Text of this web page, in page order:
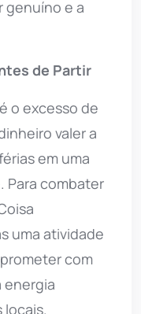
genuíno e a
de Partir
o excesso de
valer a
em uma
Para combater
uma atividade
com
energia